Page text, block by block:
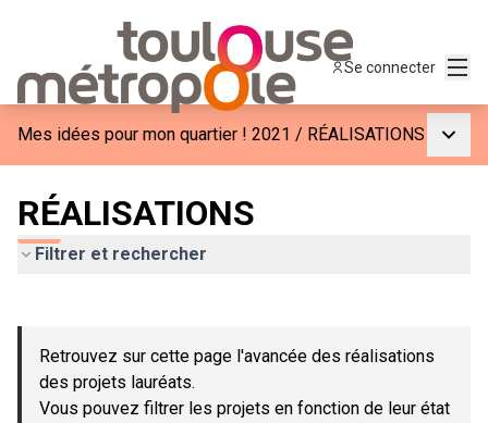
Se connecter
Mes idées pour mon quartier ! 2021 / RÉALISATIONS
RÉALISATIONS
Filtrer et rechercher
−
Retrouvez sur cette page l'avancée des réalisations
des projets lauréats.
Vous pouvez filtrer les projets en fonction de leur état